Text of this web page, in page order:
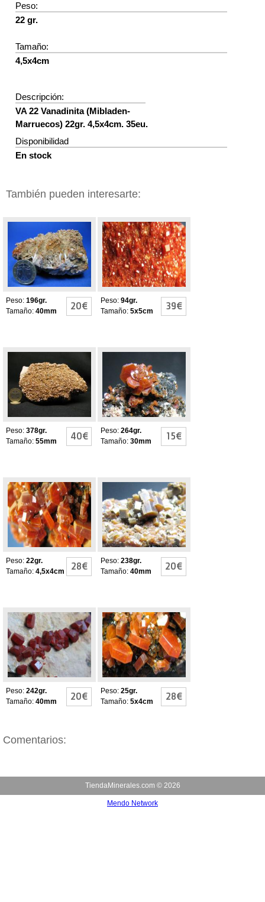
Peso:
22 gr.
Tamaño:
4,5x4cm
Descripción:
VA 22 Vanadinita (Mibladen-
Marruecos) 22gr. 4,5x4cm. 35eu.
Disponibilidad
En stock
También pueden interesarte:
VANADINITA
Peso: 196gr.
Tamaño: 40mm 20€
Vanadinita
Peso: 94gr.
Tamaño: 5x5cm 39€
VANADINITA
Peso: 378gr.
Tamaño: 55mm 40€
VANADINITA
Peso: 264gr.
Tamaño: 30mm 15€
Vanadinita
Peso: 22gr.
Tamaño: 4,5x4cm 28€
VANADINITA
Peso: 238gr.
Tamaño: 40mm 20€
VANADINITA
Peso: 242gr.
Tamaño: 40mm 20€
Vanadinita
Peso: 25gr.
Tamaño: 5x4cm 28€
Comentarios:
TiendaMinerales.com © 2026
Mendo Network